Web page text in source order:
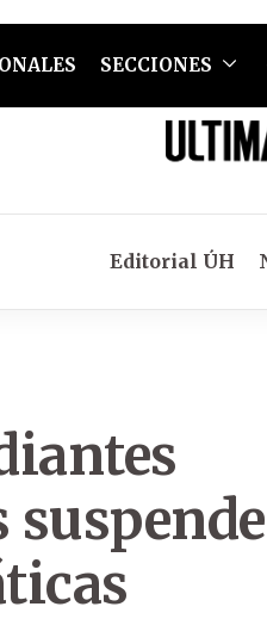
SECCIONES
Editorial ÚH